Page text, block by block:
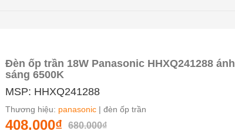
Đèn ốp trần 18W Panasonic HHXQ241288 ánh
sáng 6500K
MSP: HHXQ241288
Thương hiệu: panasonic | đèn ốp trần
408.000₫ 680.000₫